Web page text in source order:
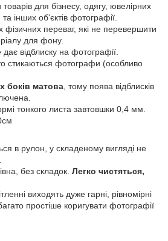
для бізнесу, одягу, ювелірних
інших об'єктів фотографії.
фізичних переваг, які не перевершити
для фону.
відблиску на фотографії.
стикаються фотографи (особливо
боків матова , тому поява відблисків
тонкого листа завтовшки 0,4 мм.
в рулон, у складеному вигляді не
без складок. Легко чистяться,
виходять дуже гарні, рівномірні
простіше коригувати фотографії